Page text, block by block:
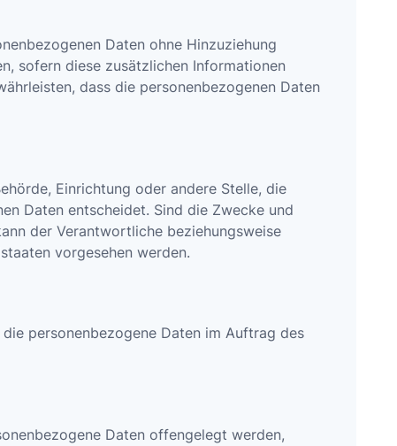
Daten ohne Hinzuziehung
sofern diese zusätzlichen Informationen
dass die personenbezogenen Daten
Einrichtung oder andere Stelle, die
Daten entscheidet. Sind die Zwecke und
der Verantwortliche beziehungsweise
vorgesehen werden.
personenbezogene Daten im Auftrag des
Daten offengelegt werden,